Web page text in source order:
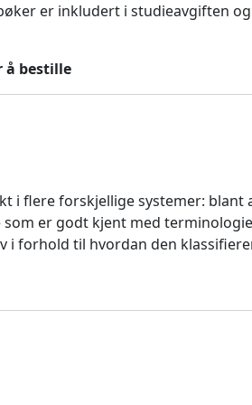
er inkludert i studieavgiften
å bestille
i flere forskjellige systemer: blant
som er godt kjent med
i forhold til hvordan den